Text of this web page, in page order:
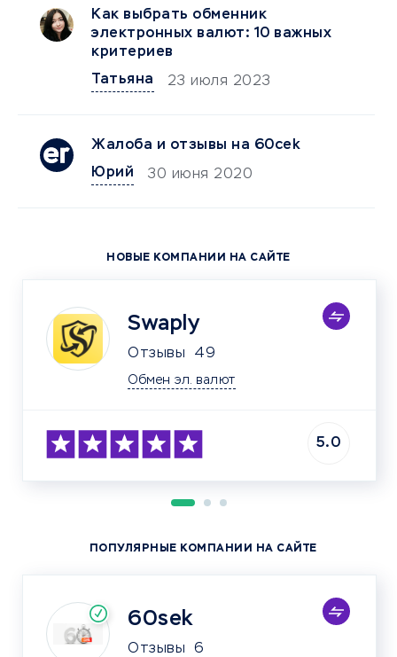
Как выбрать обменник
электронных валют: 10 важных
критериев
Татьяна
23 июля 2023
Жалоба и отзывы на 60cek
Юрий
30 июня 2020
НОВЫЕ КОМПАНИИ НА САЙТЕ
Swaply
Отзывы 49
Обмен эл. валют
5.0
ПОПУЛЯРНЫЕ КОМПАНИИ НА САЙТЕ
60sek
Отзывы 6